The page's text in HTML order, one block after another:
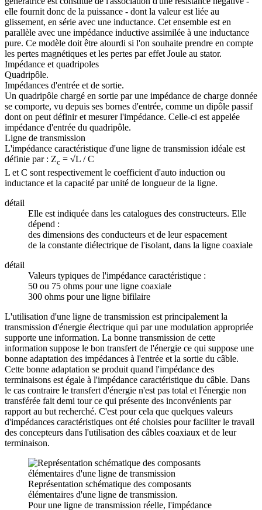
elle fournit donc de la puissance - dont la valeur est liée au
glissement, en série avec une inductance. Cet ensemble est en
parallèle avec une impédance inductive assimilée à une inductance
pure. Ce modèle doit être alourdi si l'on souhaite prendre en compte
les pertes magnétiques et les pertes par effet Joule au stator.
Impédance et quadripoles
Quadripôle.
Impédances d'entrée et de sortie.
Un quadripôle chargé en sortie par une impédance de charge donnée
se comporte, vu depuis ses bornes d'entrée, comme un dipôle passif
dont on peut définir et mesurer l'impédance. Celle-ci est appelée
impédance d'entrée du quadripôle.
Ligne de transmission
L'impédance caractéristique d'une ligne de transmission idéale est
définie par : Zc = √L / C
L et C sont respectivement le coefficient d'auto induction ou
inductance et la capacité par unité de longueur de la ligne.
détail
Elle est indiquée dans les catalogues des constructeurs. Elle
dépend :
des dimensions des conducteurs et de leur espacement
de la constante diélectrique de l'isolant, dans la ligne coaxiale
détail
Valeurs typiques de l'impédance caractéristique :
50 ou 75 ohms pour une ligne coaxiale
300 ohms pour une ligne bifilaire
L'utilisation d'une ligne de transmission est principalement la
transmission d'énergie électrique qui par une modulation appropriée
supporte une information. La bonne transmission de cette
information suppose le bon transfert de l'énergie ce qui suppose une
bonne adaptation des impédances à l'entrée et la sortie du câble.
Cette bonne adaptation se produit quand l'impédance des
terminaisons est égale à l'impédance caractéristique du câble. Dans
le cas contraire le transfert d'énergie n'est pas total et l'énergie non
transférée fait demi tour ce qui présente des inconvénients par
rapport au but recherché. C'est pour cela que quelques valeurs
d'impédances caractéristiques ont été choisies pour faciliter le travail
des concepteurs dans l'utilisation des câbles coaxiaux et de leur
terminaison.
Représentation schématique des composants
élémentaires d'une ligne de transmission.
Pour une ligne de transmission réelle, l'impédance